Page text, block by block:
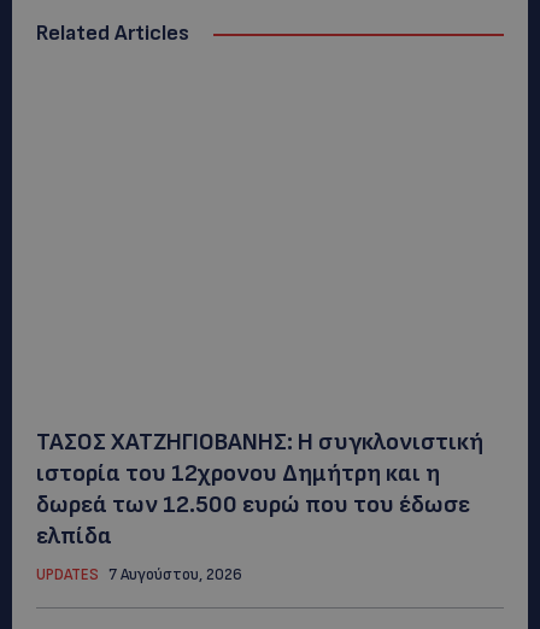
Related Articles
ΤΑΣΟΣ ΧΑΤΖΗΓΙΟΒΑΝΗΣ: Η συγκλονιστική
ιστορία του 12χρονου Δημήτρη και η
δωρεά των 12.500 ευρώ που του έδωσε
ελπίδα
UPDATES 7 Αυγούστου, 2026